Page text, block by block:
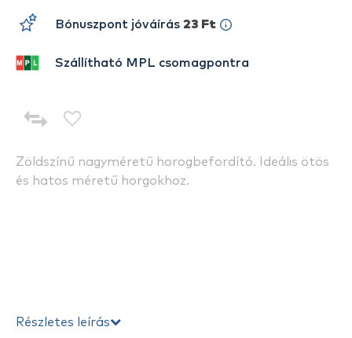
Zöldszínű nagyméretű horogbefordító. Ideális ötös
és hatos méretű horgokhoz.
Részletes leírás
Bónuszpont jóváírás 23 Ft
Szállítható MPL csomagpontra